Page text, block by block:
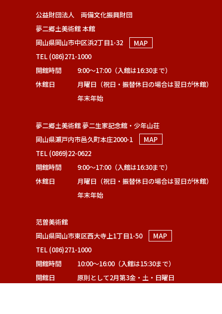
公益財団法人 両備文化振興財団
夢二郷土美術館 本館
岡山県岡山市中区浜2丁目1-32
MAP
TEL (086)271-1000
開館時間
9:00～17:00（入館は16:30まで）
休館日
月曜日（祝日・振替休日の場合は翌日が休館）
年末年始
夢二郷土美術館 夢二生家記念館・少年山荘
岡山県瀬戸内市邑久町本庄2000-1
MAP
TEL (0869)22-0622
開館時間
9:00～17:00（入館は16:30まで）
休館日
月曜日（祝日・振替休日の場合は翌日が休館）
年末年始
范曽美術館
岡山県岡山市東区西大寺上1丁目1-50
MAP
TEL (086)271-1000
開館時間
10:00～16:00（入館は15:30まで）
開館日
原則として2月第3金・土・日曜日